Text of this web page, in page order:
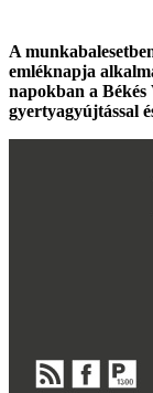
A
emléknapja
napokban a
gyertyagyújtással